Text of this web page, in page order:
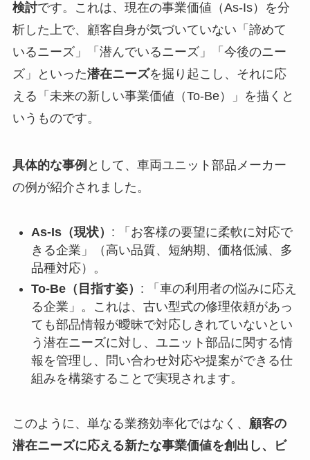
検討です。これは、現在の事業価値（As-Is）を分
析した上で、顧客自身が気づいていない「諦めて
いるニーズ」「潜んでいるニーズ」「今後のニー
ズ」といった潜在ニーズを掘り起こし、それに応
える「未来の新しい事業価値（To-Be）」を描くと
いうものです。
具体的な事例 として、車両ユニット部品メーカー
の例が紹介されました。
As-Is（現状） : 「お客様の要望に柔軟に対応で
きる企業」（高い品質、短納期、価格低減、多
品種対応）。
To-Be（目指す姿） : 「車の利用者の悩みに応え
る企業」。これは、古い型式の修理依頼があっ
ても部品情報が曖昧で対応しきれていないとい
う潜在ニーズに対し、ユニット部品に関する情
報を管理し、問い合わせ対応や提案ができる仕
組みを構築することで実現されます。
このように、単なる業務効率化ではなく、 顧客の
潜在ニーズに応える新たな事業価値を創出し、ビ